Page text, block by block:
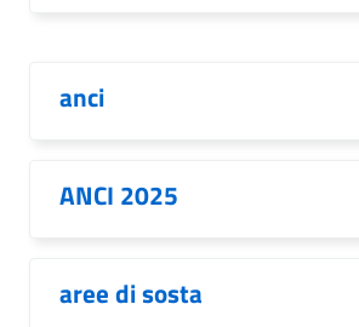
anci
ANCI 2025
aree di sosta